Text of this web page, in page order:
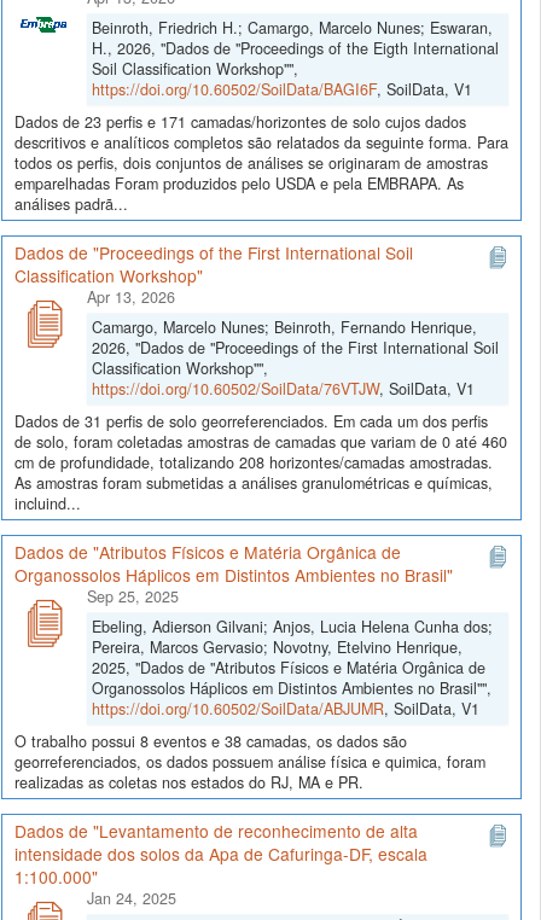
Beinroth, Friedrich H.; Camargo, Marcelo Nunes; Eswaran,
H., 2026, "Dados de "Proceedings of the Eigth International
Soil Classification Workshop"",
https://doi.org/10.60502/SoilData/BAGI6F, SoilData, V1
Dados de 23 perfis e 171 camadas/horizontes de solo cujos dados
descritivos e analíticos completos são relatados da seguinte forma. Para
todos os perfis, dois conjuntos de análises se originaram de amostras
emparelhadas Foram produzidos pelo USDA e pela EMBRAPA. As
análises padrã...
Dados de "Proceedings of the First International Soil
Classification Workshop"
Apr 13, 2026
Camargo, Marcelo Nunes; Beinroth, Fernando Henrique,
2026, "Dados de "Proceedings of the First International Soil
Classification Workshop"",
https://doi.org/10.60502/SoilData/76VTJW, SoilData, V1
Dados de 31 perfis de solo georreferenciados. Em cada um dos perfis
de solo, foram coletadas amostras de camadas que variam de 0 até 460
cm de profundidade, totalizando 208 horizontes/camadas amostradas.
As amostras foram submetidas a análises granulométricas e químicas,
incluind...
Dados de "Atributos Físicos e Matéria Orgânica de
Organossolos Háplicos em Distintos Ambientes no Brasil"
Sep 25, 2025
Ebeling, Adierson Gilvani; Anjos, Lucia Helena Cunha dos;
Pereira, Marcos Gervasio; Novotny, Etelvino Henrique,
2025, "Dados de "Atributos Físicos e Matéria Orgânica de
Organossolos Háplicos em Distintos Ambientes no Brasil"",
https://doi.org/10.60502/SoilData/ABJUMR, SoilData, V1
O trabalho possui 8 eventos e 38 camadas, os dados são
georreferenciados, os dados possuem análise física e quimica, foram
realizadas as coletas nos estados do RJ, MA e PR.
Dados de "Levantamento de reconhecimento de alta
intensidade dos solos da Apa de Cafuringa-DF, escala
1:100.000"
Jan 24, 2025